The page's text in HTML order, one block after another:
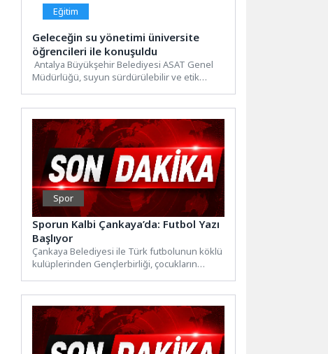
Eğitim
Geleceğin su yönetimi üniversite
öğrencileri ile konuşuldu
Antalya Büyükşehir Belediyesi ASAT Genel
Müdürlüğü, suyun sürdürülebilir ve etik
Spor
Sporun Kalbi Çankaya’da: Futbol Yazı
Başlıyor
Çankaya Belediyesi ile Türk futbolunun köklü
kulüplerinden Gençlerbirliği, çocukların